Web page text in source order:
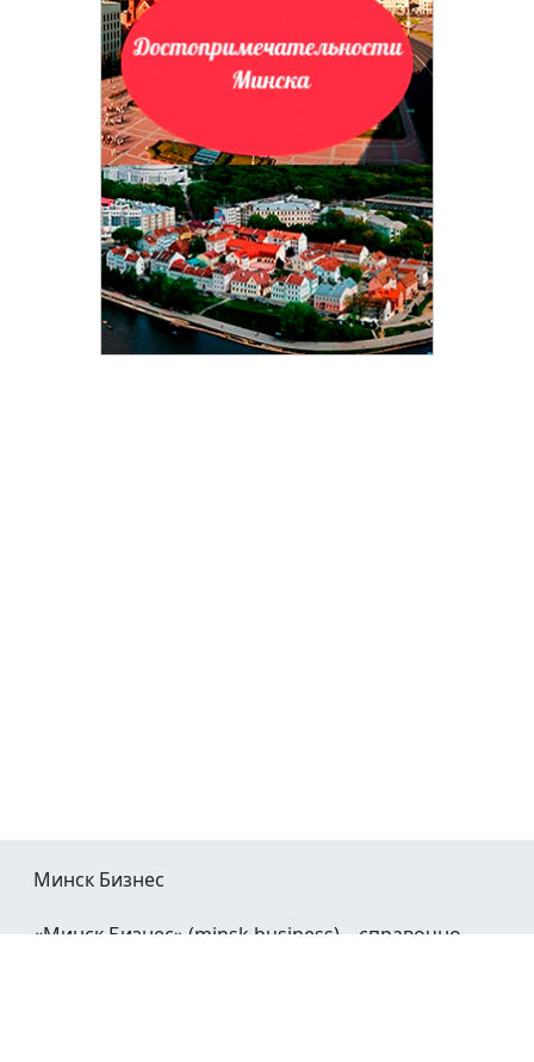
Минск Бизнес
«Минск Бизнес» (minsk.business) – справочно-